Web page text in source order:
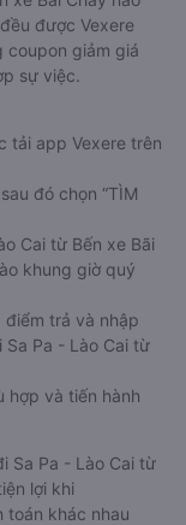
đều được Vexere
coupon giảm giá
sự việc.
tải app Vexere trên
đó chọn “TÌM
Cai từ Bến xe Bãi
khung giờ quý
trả và nhập
Pa - Lào Cai từ
hợp và tiến hành
Sa Pa - Lào Cai từ
lợi khi
toán khác nhau